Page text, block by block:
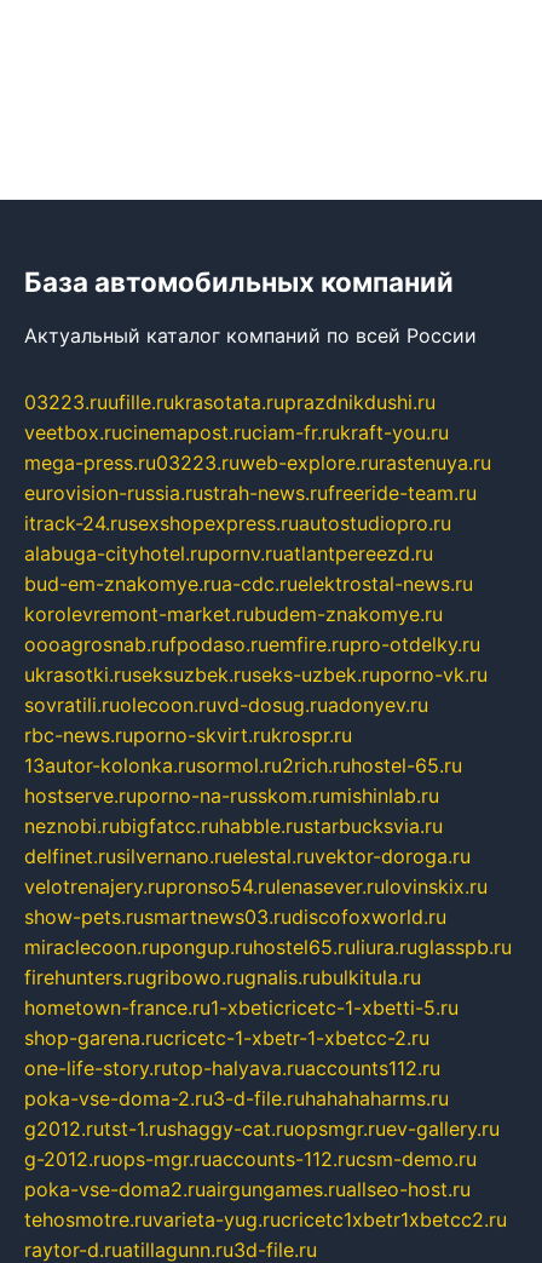
База автомобильных компаний
Актуальный каталог компаний по всей России
03223.ruufille.rukrasotata.ruprazdnikdushi.ru
veetbox.rucinemapost.ruciam-fr.rukraft-you.ru
mega-press.ru03223.ruweb-explore.rurastenuya.ru
eurovision-russia.rustrah-news.rufreeride-team.ru
itrack-24.rusexshopexpress.ruautostudiopro.ru
alabuga-cityhotel.rupornv.ruatlantpereezd.ru
bud-em-znakomye.rua-cdc.ruelektrostal-news.ru
korolevremont-market.rubudem-znakomye.ru
oooagrosnab.rufpodaso.ruemfire.rupro-otdelky.ru
ukrasotki.ruseksuzbek.ruseks-uzbek.ruporno-vk.ru
sovratili.ruolecoon.ruvd-dosug.ruadonyev.ru
rbc-news.ruporno-skvirt.rukrospr.ru
13autor-kolonka.rusormol.ru2rich.ruhostel-65.ru
hostserve.ruporno-na-russkom.rumishinlab.ru
neznobi.rubigfatcc.ruhabble.rustarbucksvia.ru
delfinet.rusilvernano.ruelestal.ruvektor-doroga.ru
velotrenajery.rupronso54.rulenasever.rulovinskix.ru
show-pets.rusmartnews03.rudiscofoxworld.ru
miraclecoon.rupongup.ruhostel65.ruliura.ruglasspb.ru
firehunters.rugribowo.rugnalis.rubulkitula.ru
hometown-france.ru1-xbeticricetc-1-xbetti-5.ru
shop-garena.rucricetc-1-xbetr-1-xbetcc-2.ru
one-life-story.rutop-halyava.ruaccounts112.ru
poka-vse-doma-2.ru3-d-file.ruhahahaharms.ru
g2012.rutst-1.rushaggy-cat.ruopsmgr.ruev-gallery.ru
g-2012.ruops-mgr.ruaccounts-112.rucsm-demo.ru
poka-vse-doma2.ruairgungames.ruallseo-host.ru
tehosmotre.ruvarieta-yug.rucricetc1xbetr1xbetcc2.ru
raytor-d.ruatillagunn.ru3d-file.ru